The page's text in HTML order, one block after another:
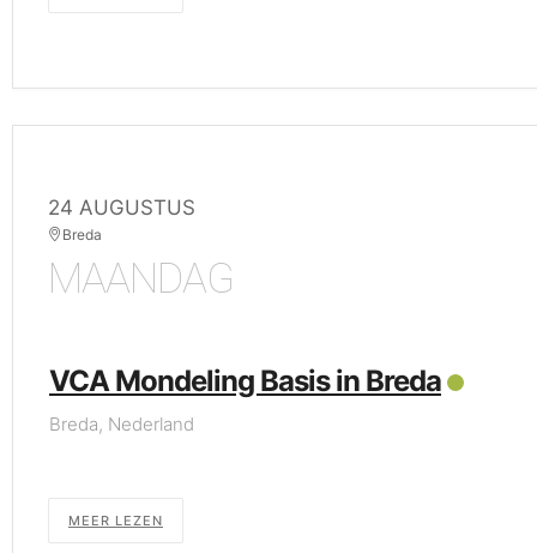
24 AUGUSTUS
Breda
MAANDAG
VCA Mondeling Basis in Breda
Breda, Nederland
MEER LEZEN